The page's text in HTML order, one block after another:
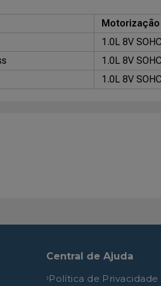
Motorização
1.0L 8V
1.0L 8V
1.0L 8V
Central de Ajuda
Política de Privacidade